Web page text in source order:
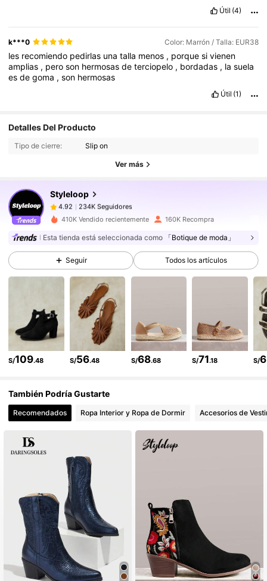
Útil (4)
k***0 Color: Marrón / Talla: EUR38
les recomiendo pedirlas unatalla menos , porquesivienen
amplias , peroson hermosasdeterciopelo , bordadas , lasuela
esdegoma ,son hermosas
Útil (1)
Detalles Del Producto
Tipo de cierre: Slip on
Ver más
Styleloop
4.92 234K Seguidores
4.92 234K Seguidores
234K Seguidores
4.92
234K Seguidores
T***i seguido
Hace 1 horas
4.92 234K Seguidores
234K Seguidores
234K Seguidores
4.92 234K Seguidores
410K Vendido recientemente 160K Recompra
Esta tienda está seleccionada como 「Botique de moda」
Seguir Todos los artículos
S/109.48 S/56.48 S/68.68 S/71.18 S/
También Podría Gustarte
Recomendados Ropa Interior y Ropa de Dormir Accesorios de